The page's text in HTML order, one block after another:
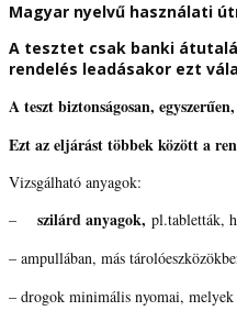
Magyar nyelvű használati
A tesztet csak banki
rendelés leadásakor ezt
A teszt biztonságosan,
Ezt az eljárást többek között a
Vizsgálható anyagok:
–
szilárd anyagok, pl.tabletták,
– ampullában, más
– drogok minimális nyomai, melyek